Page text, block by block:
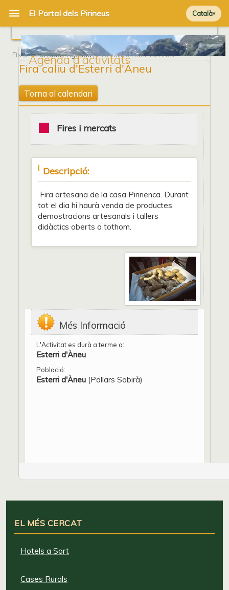
Català
Agenda d'activitats
Ets a Portada/Agenda/ Fira caliu d'Esterri d'Àneu
Fira caliu d'Esterri d'Àneu
Torna al calendari
Fires i mercats
Descripció:
Fira artesana de la casa Pirinenca. Durant
tot el dia hi haurà venda de productes,
demostracions artesanals i tallers
didàctics oberts a tothom.
Més Informació
L'Activitat es durà a terme a:
Esterri d'Àneu
Població:
Esterri d'Àneu (Pallars Sobirà)
EL MÉS CERCAT
Hotels a Sort
Cases Rurals